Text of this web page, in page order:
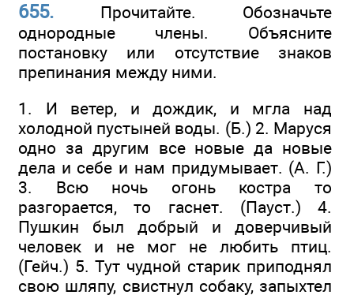
655. Прочитайте. Обозначьте
однородные члены. Объясните
постановку или отсутствие знаков
препинания между ними.
1. И ветер, и дождик, и мгла над
холодной пустыней воды. (Б.) 2. Маруся
одно за другим все новые да новые
дела и себе и нам придумывает. (А. Г.)
3. Всю ночь огонь костра то
разгорается, то гаснет. (Пауст.) 4.
Пушкин был добрый и доверчивый
человек и не мог не любить птиц.
(Гейч.) 5. Тут чудной старик приподнял
свою шляпу, свистнул собаку, запыхтел